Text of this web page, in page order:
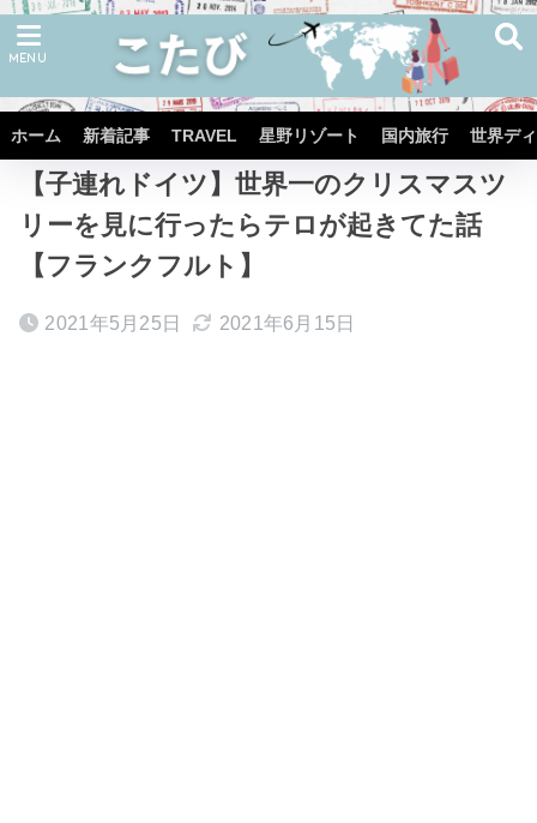
ホーム 新着記事 TRAVEL 星野リゾート 国内旅行 世界デ
ホーム TRAVEL GERMANY FRANKFURT
【子連れドイツ】世界一のクリスマスツ
リーを見に行ったらテロが起きてた話
【フランクフルト】
2021年5月25日 2021年6月15日